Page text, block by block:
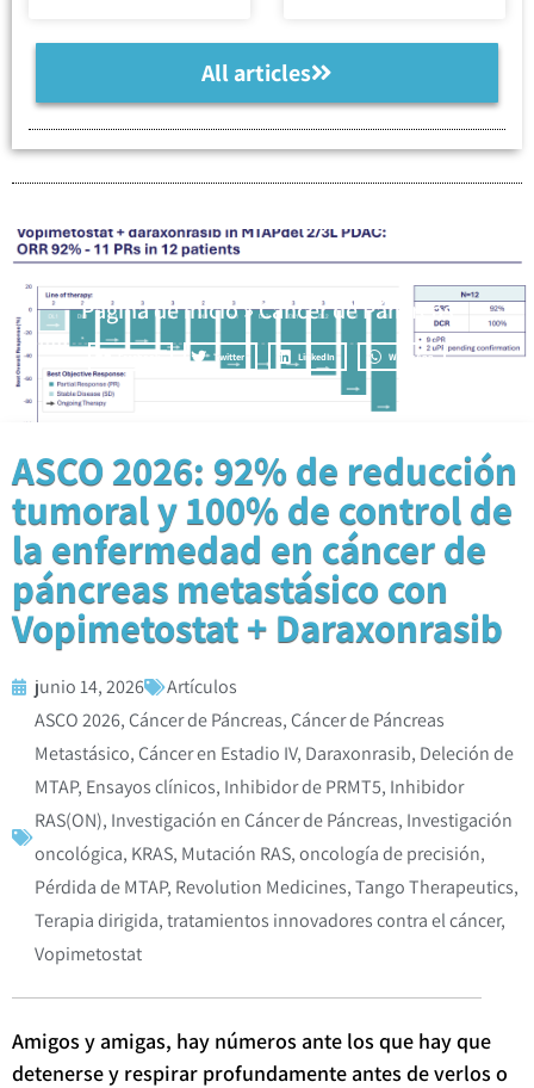
All articles
Página de inicio»Cáncer de Páncreas
Twitter LinkedIn WhatsApp
ASCO 2026: 92% de reducción
tumoral y 100% de control de
la enfermedad en cáncer de
páncreas metastásico con
Vopimetostat + Daraxonrasib
junio 14, 2026
Artículos
ASCO 2026, Cáncer de Páncreas, Cáncer de Páncreas
Metastásico, Cáncer en Estadio IV, Daraxonrasib, Deleción de
MTAP, Ensayos clínicos, Inhibidor de PRMT5, Inhibidor
RAS(ON), Investigación en Cáncer de Páncreas, Investigación
oncológica, KRAS, Mutación RAS,oncología de precisión,
Pérdida de MTAP, Revolution Medicines,Tango Therapeutics,
Terapia dirigida,tratamientos innovadores contra el cáncer,
Vopimetostat
Amigos y amigas, hay números ante los que hay que
detenerse y respirar profundamente antes de verlos o